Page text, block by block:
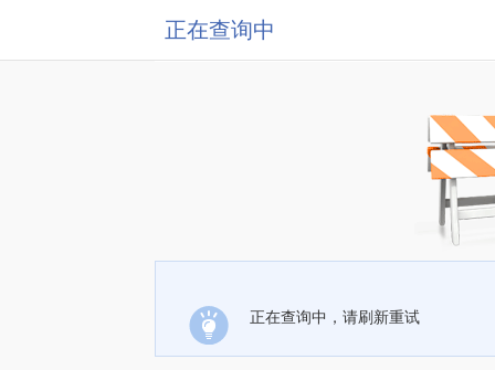
正在查询中
正在查询中，请刷新重试